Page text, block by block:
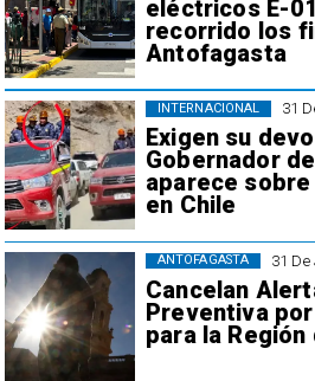
eléctricos E-
recorrido los
Antofagasta
31
Exigen su
Gobernador
aparece
en Chile
INTERNACIONAL
31 De
Cancelan
Preventiva
para la
ANTOFAGASTA